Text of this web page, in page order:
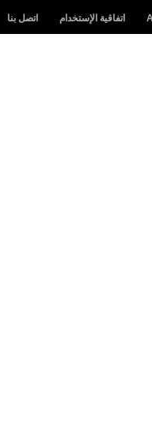
اتفاقية الإستخدام اتصل بنا